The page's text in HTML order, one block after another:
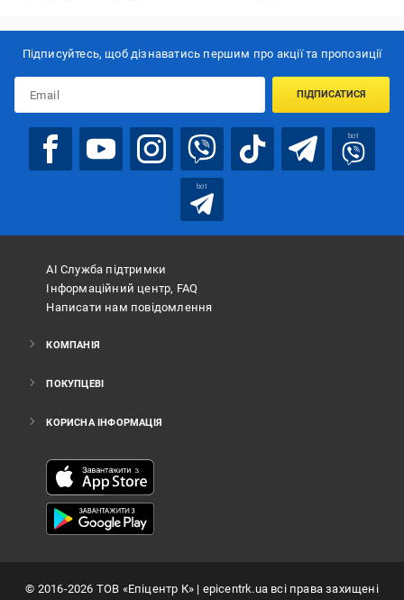
Підписуйтесь, щоб дізнаватись першим про акції та пропозиції
ПІДПИСАТИСЯ
bot
bot
АІ Служба підтримки
Інформаційний центр, FAQ
Написати нам повідомлення
КОМПАНІЯ
ПОКУПЦЕВІ
КОРИСНА ІНФОРМАЦІЯ
© 2016-2026 ТОВ «Епіцентр К»| epicentrk.ua всі права захищені